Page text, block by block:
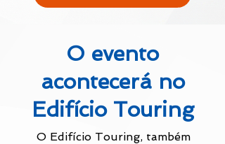
O evento
acontecerá no
Edifício Touring
O Edifício Touring, também